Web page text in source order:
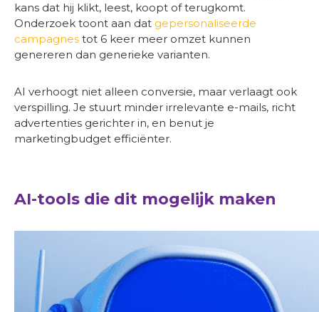
kans dat hij klikt, leest, koopt of terugkomt.
Onderzoek toont aan dat gepersonaliseerde
campagnes tot 6 keer meer omzet kunnen
genereren dan generieke varianten.
AI verhoogt niet alleen conversie, maar verlaagt ook
verspilling. Je stuurt minder irrelevante e-mails, richt
advertenties gerichter in, en benut je
marketingbudget efficiënter.
AI-tools die dit mogelijk maken